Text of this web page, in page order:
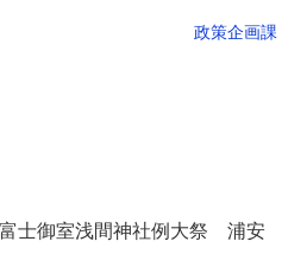
政策企画課
士御室浅間神社例大祭 浦安